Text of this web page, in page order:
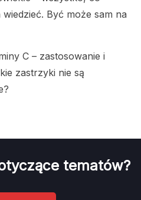
Być może sam na
C – zastosowanie i
zastrzyki nie są
tematów?